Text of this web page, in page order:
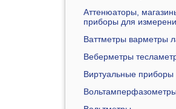
Аттенюаторы,
приборы для
Ваттметры варметры
Веберметры
Виртуальные приборы
Вольтамперфазометры